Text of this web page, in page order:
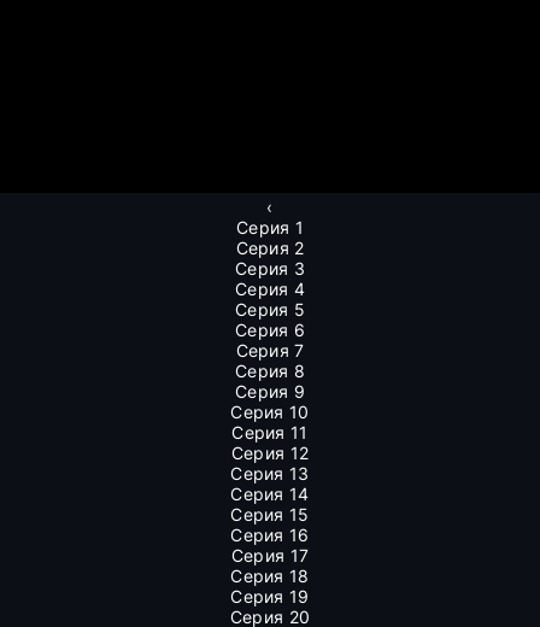
‹
Серия 1
Серия 2
Серия 3
Серия 4
Серия 5
Серия 6
Серия 7
Серия 8
Серия 9
Серия 10
Серия 11
Серия 12
Серия 13
Серия 14
Серия 15
Серия 16
Серия 17
Серия 18
Серия 19
Серия 20